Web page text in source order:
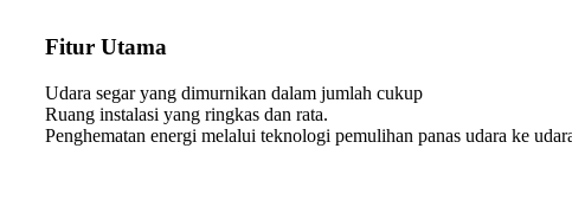
Fitur Utama
Udara segar yang dimurnikan dalam jumlah cukup
Ruang instalasi yang ringkas dan rata.
Penghematan energi melalui teknologi pemulihan panas udara ke